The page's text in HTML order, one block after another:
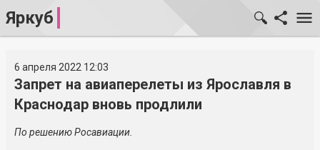
Яркуб
6 апреля 2022 12:03
Запрет на авиаперелеты из Ярославля в
Краснодар вновь продлили
По решению Росавиации.